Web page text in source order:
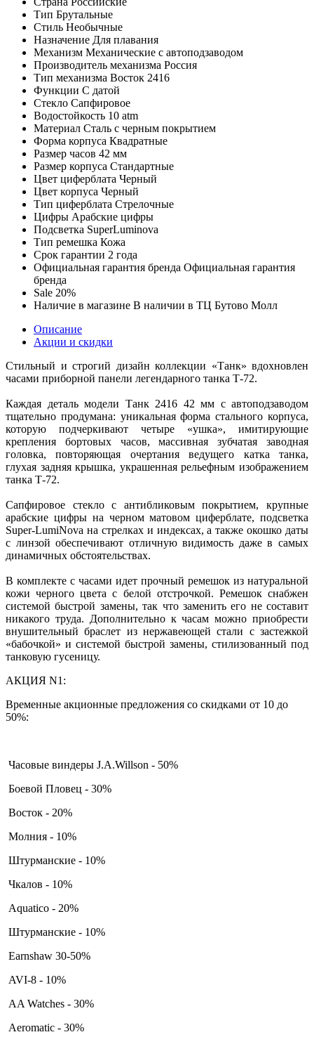
Тип Брутальные
Стиль Необычные
Назначение Для плавания
Механизм Механические с автоподзаводом
Производитель механизма Россия
Тип механизма Восток 2416
Функции С датой
Стекло Сапфировое
Водостойкость 10 atm
Материал Сталь с черным покрытием
Форма корпуса Квадратные
Размер часов 42 мм
Размер корпуса Стандартные
Цвет циферблата Черный
Цвет корпуса Черный
Тип циферблата Стрелочные
Цифры Арабские цифры
Подсветка SuperLuminova
Тип ремешка Кожа
Срок гарантии 2 года
Официальная гарантия бренда Официальная гарантия
бренда
Sale 20%
Наличие в магазине В наличии в ТЦ Бутово Молл
Описание
Акции и скидки
Стильный и строгий дизайн коллекции «Танк» вдохновлен
часами приборной панели легендарного танка Т-72.
Каждая деталь модели Танк 2416 42 мм с автоподзаводом
тщательно продумана: уникальная форма стального корпуса,
которую подчеркивают четыре «ушка», имитирующие
крепления бортовых часов, массивная зубчатая заводная
головка, повторяющая очертания ведущего катка танка,
глухая задняя крышка, украшенная рельефным изображением
танка Т-72.
Сапфировое стекло с антибликовым покрытием, крупные
арабские цифры на черном матовом циферблате, подсветка
Super-LumiNova на стрелках и индексах, а также окошко даты
с линзой обеспечивают отличную видимость даже в самых
динамичных обстоятельствах.
В комплекте с часами идет прочный ремешок из натуральной
кожи черного цвета с белой отстрочкой. Ремешок снабжен
системой быстрой замены, так что заменить его не составит
никакого труда. Дополнительно к часам можно приобрести
внушительный браслет из нержавеющей стали с застежкой
«бабочкой» и системой быстрой замены, стилизованный под
танковую гусеницу.
АКЦИЯ N1:
Временные акционные предложения со скидками от 10 до
50%:
Часовые виндеры J.A.Willson - 50%
Боевой Пловец - 30%
Восток - 20%
Молния - 10%
Штурманские - 10%
Чкалов - 10%
Aquatico - 20%
Штурманские - 10%
Earnshaw 30-50%
AVI-8 - 10%
AA Watches - 30%
Aeromatic - 30%